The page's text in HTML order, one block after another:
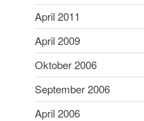
April 2011
April 2009
Oktober 2006
September 2006
April 2006